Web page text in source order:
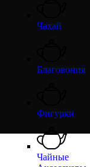
Чахай
Благовония
Фигурки
Чайные